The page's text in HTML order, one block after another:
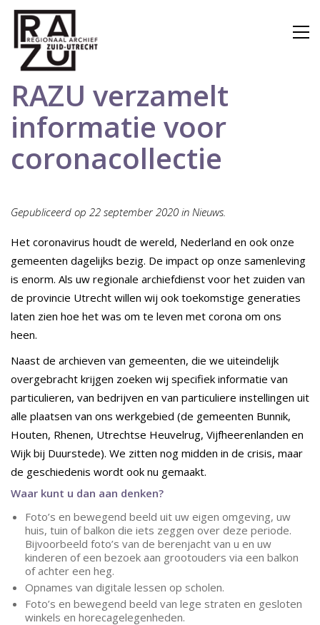
RAZU verzamelt
informatie voor
coronacollectie
Gepubliceerd op 22 september 2020 in Nieuws.
Het coronavirus houdt de wereld, Nederland en ook onze
gemeenten dagelijks bezig. De impact op onze samenleving
is enorm. Als uw regionale archiefdienst voor het zuiden van
de provincie Utrecht willen wij ook toekomstige generaties
laten zien hoe het was om te leven met corona om ons
heen.
Naast de archieven van gemeenten, die we uiteindelijk
overgebracht krijgen zoeken wij specifiek informatie van
particulieren, van bedrijven en van particuliere instellingen uit
alle plaatsen van ons werkgebied (de gemeenten Bunnik,
Houten, Rhenen, Utrechtse Heuvelrug, Vijfheerenlanden en
Wijk bij Duurstede). We zitten nog midden in de crisis, maar
de geschiedenis wordt ook nu gemaakt.
Waar kunt u dan aan denken?
Foto’s en bewegend beeld uit uw eigen omgeving, uw
huis, tuin of balkon die iets zeggen over deze periode.
Bijvoorbeeld foto’s van de berenjacht van u en uw
kinderen of een bezoek aan grootouders via een balkon
of achter een heg.
Opnames van digitale lessen op scholen.
Foto’s en bewegend beeld van lege straten en gesloten
winkels en horecagelegenheden.